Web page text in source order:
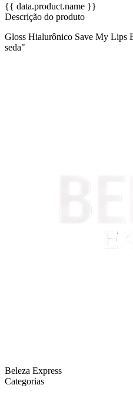
{{ data.product.name }}
Descrição do produto
Gloss Hialurônico Save My Lips
seda"
Beleza Express
Categorias